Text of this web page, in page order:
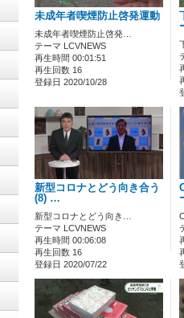
未成年者喫煙防止啓発運動
未成年者喫煙防止啓発…
テーマ LCVNEWS
再生時間 00:01:51
再生回数 16
登録日 2020/10/28
新型コロナとどう向き合う
(8) …
新型コロナとどう向き…
テーマ LCVNEWS
再生時間 00:06:08
再生回数 16
登録日 2020/07/22